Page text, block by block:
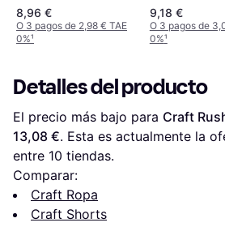
8,96 €
O 3 pagos de 2,98 € TAE
0%¹
9,18 €
O 3 pagos de
0%¹
Detalles del producto
El precio más bajo para Craft
13,08 €. Esta es actualmente la
entre 10 tiendas.
Comparar:
Craft Ropa
Craft Shorts